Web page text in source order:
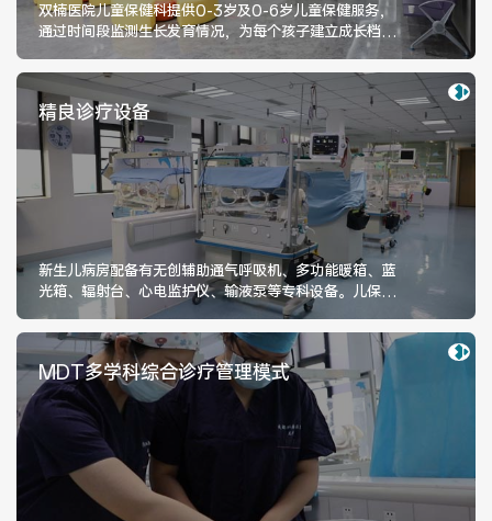
双楠医院儿童保健科提供0-3岁及0-6岁儿童保健服务，
通过时间段监测生长发育情况，为每个孩子建立成长档
案，科学判断每个成长阶段是否符合常
精良诊疗设备
新生儿病房配备有无创辅助通气呼吸机、多功能暖箱、蓝
光箱、辐射台、心电监护仪、输液泵等专科设备。儿保科
配备有儿童智力检测仪、视力检测
MDT多学科综合诊疗管理模式